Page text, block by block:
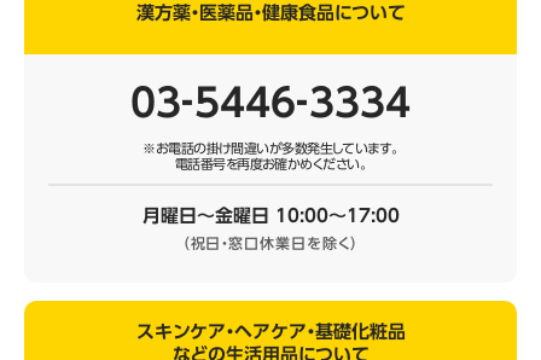
漢方薬・医薬品・健康食品について
03‐5446‐3334
※お電話の掛け間違いが多数発生しています。
電話番号を再度お確かめください。
月曜日～金曜日 10:00～17:00
（祝日・窓口休業日を除く）
スキンケア・ヘアケア・基礎化粧品
などの生活用品について